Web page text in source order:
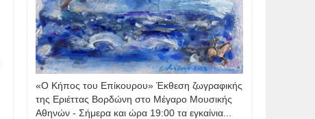
«Ο Κήπος του Επίκουρου» Έκθεση ζωγραφικής
της Εριέττας Βορδώνη στο Μέγαρο Μουσικής
Αθηνών - Σήμερα και ώρα 19:00 τα εγκαίνια...